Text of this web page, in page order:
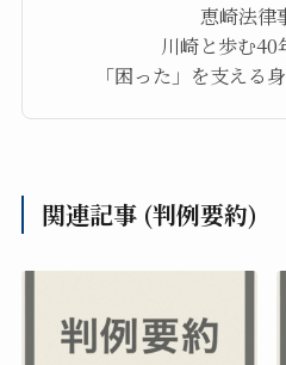
恵崎法律
川崎と歩む40
「困った」を支える
関連記事 (判例要約)